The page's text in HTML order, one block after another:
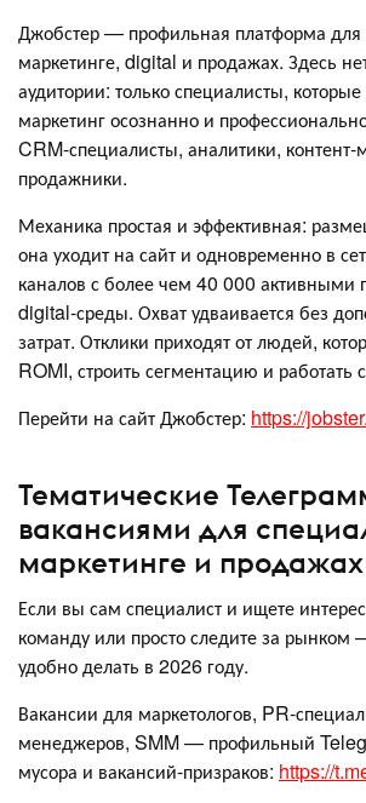
Джобстер — профильная платформа
маркетинге, digital и продажах. Здесь
аудитории: только специалисты,
маркетинг осознанно и
CRM-специалисты, аналитики,
продажники.
Механика простая и эффективная:
она уходит на сайт и одновременно в
каналов с более чем 40 000 активными
digital-среды. Охват удваивается без
затрат. Отклики приходят от людей,
ROMI, строить сегментацию и
Перейти на сайт Джобстер: https://
Тематические
вакансиями для
маркетинге и продажах
Если вы сам специалист и ищете
команду или просто следите за рынком
удобно делать в 2026 году.
Вакансии для маркетологов, PR-
менеджеров, SMM — профильный
мусора и вакансий-призраков: https://